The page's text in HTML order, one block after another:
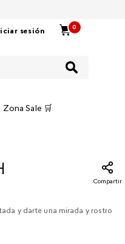
sesión
0
Zona Sale 🛒
Compartir
y darte una mirada y rostro